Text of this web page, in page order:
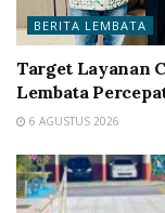
BERITA LEMBATA
Target Layanan
Lembata
6 AGUSTUS 2026